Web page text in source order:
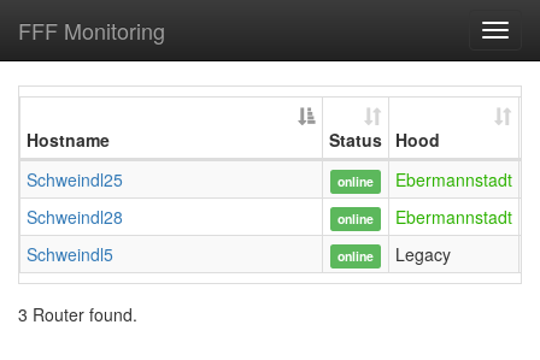
FFF Monitoring
Hostname Status Hood
Schweindl25
online
Ebermannstadt
Schweindl28
online
Ebermannstadt
Schweindl5
online Legacy
3 Router found.